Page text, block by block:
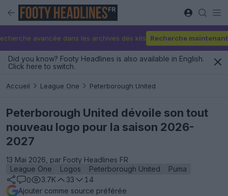
FR
avancée dans les archives des kits Recherche maintenant
Did you know? Footy Headlines is also available in English.
Click here to switch.
Accueil League One Peterborough United
Peterborough United dévoile son tout
nouveau logo pour la saison 2026-
2027
13 Mai 2026, par Footy Headlines FR
League One
Logos Peterborough United
Puma
0
3.7K 33
14
Ajouter comme source préférée